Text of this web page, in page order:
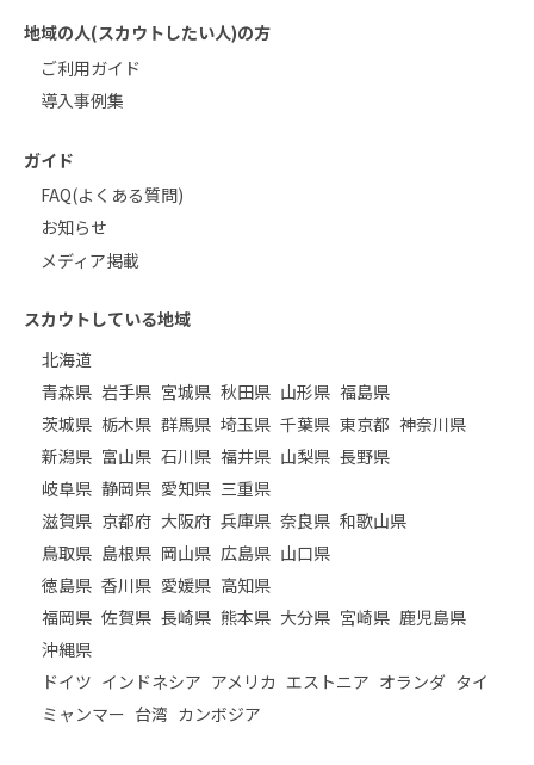
地域の人(スカウトしたい人)の方
ご利用ガイド
導入事例集
ガイド
FAQ(よくある質問)
お知らせ
メディア掲載
スカウトしている地域
北海道
青森県 岩手県 宮城県 秋田県 山形県 福島県
茨城県 栃木県 群馬県 埼玉県 千葉県 東京都 神奈川県
新潟県 富山県 石川県 福井県 山梨県 長野県
岐阜県 静岡県 愛知県 三重県
滋賀県 京都府 大阪府 兵庫県 奈良県 和歌山県
鳥取県 島根県 岡山県 広島県 山口県
徳島県 香川県 愛媛県 高知県
福岡県 佐賀県 長崎県 熊本県 大分県 宮崎県 鹿児島県
沖縄県
ドイツ インドネシア アメリカ エストニア オランダ タイ
ミャンマー 台湾 カンボジア